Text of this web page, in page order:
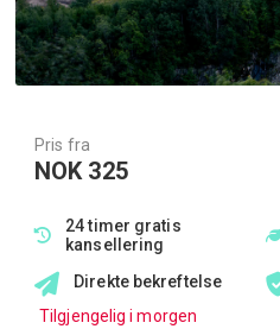
Pris fra
NOK 325
24 timer gratis
kansellering
Direkte bekreftelse
Tilgjengelig i morgen